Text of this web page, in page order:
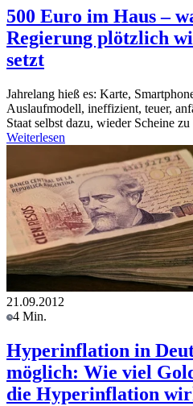
500 Euro im Haus –
Regierung plötzlich
setzt
Jahrelang hieß es: Karte,
Auslaufmodell, ineffizient, teuer,
Staat selbst dazu, wieder Scheine
Weiterlesen
21.09.2012
4 Min.
Hyperinflation in
möglich: Wie viel
die Hyperinflation